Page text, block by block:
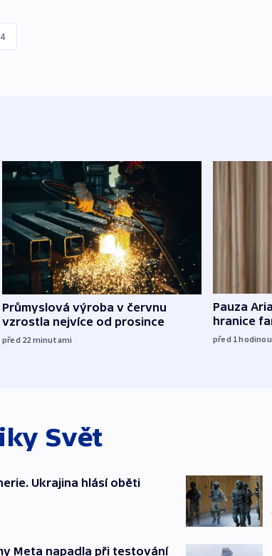
Průmyslová výroba v červnu
vzrostla nejvíce od prosince
před 22 minutami
Pauza
hranice
před 1hodinou
Svět
Ukrajina hlásí oběti
Meta napadla při testování